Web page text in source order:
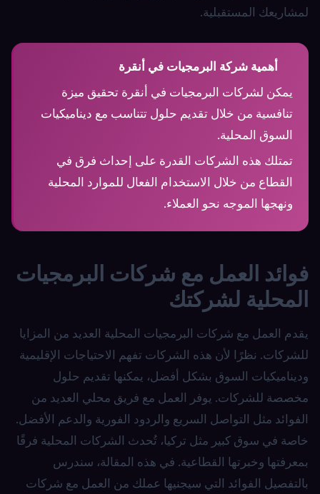
لمشاريعك المستقبلية.
أهمية شركة البرمجيات في أنقرة
يمكن لشركات البرمجيات في أنقرة تحقيق ميزة
تنافسية من خلال تقديم حلول تتناسب مع ديناميكيات
السوق المحلية.
تمتلك هذه الشركات القدرة على إحداث فرق في
القطاع من خلال الاستخدام الفعال للموارد المحلية
ونهجها الموجه نحو العملاء.
فوائد العمل مع شركات البرمجيات
المحلية لشركتك
يقدم العمل مع شركات البرمجيات المحلية العديد من المزايا
للشركات. نظرًا لأن هذه الشركات تفهم الاحتياجات الإقليمية
وديناميكيات السوق بشكل أفضل، يمكنها تقديم حلول
مخصصة للشركات. يوفر العمل مع فريق محلي العديد من
الفوائد مثل التواصل السريع والردود الفورية والدعم الأفضل.
خاصة في سوق كبير مثل تركيا، تُحدث الشركات المحلية فرقًا
بمعرفتها وخبرتها القطاعية. في هذه المقالة، سندرس
بالتفصيل الفوائد التي سيجنيها عملك من العمل مع شركات